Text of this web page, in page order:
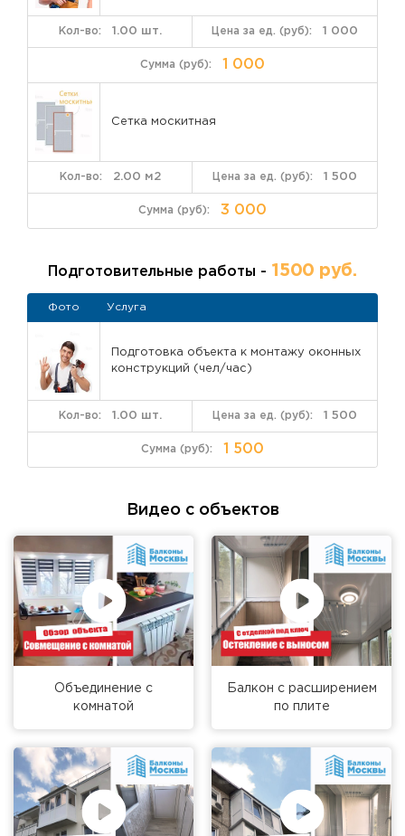
1 000
1.00 шт.
1 000
Сетка москитная
1 500
2.00 м2
3 000
Подготовительные работы - 1500 руб.
Фото Услуга
Подготовка объекта к монтажу оконных
конструкций (чел/час)
1 500
1.00 шт.
1 500
Видео с объектов
Объединение с
комнатой
Балкон с расширением
по плите